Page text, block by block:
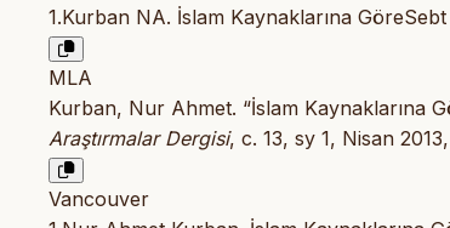
1.Kurban NA. İslam Kaynaklarına
MLA
Kurban, Nur Ahmet. “İslam Kaynaklarına
Araştırmalar Dergisi, c. 13, sy 1, Nisan
Vancouver